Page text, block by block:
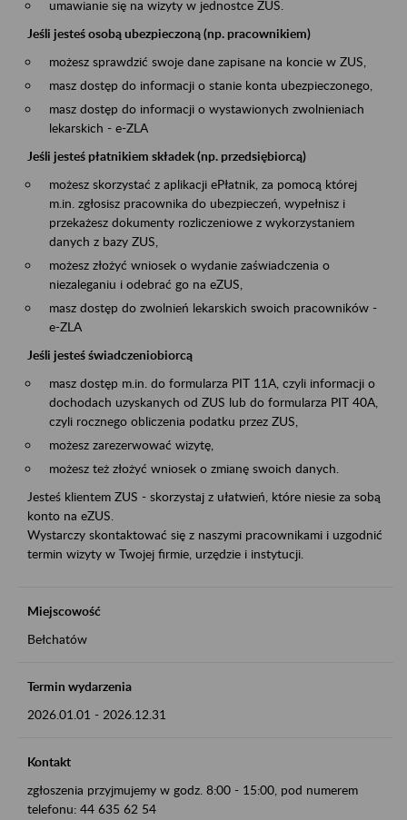
umawianie się na wizyty w jednostce ZUS.
Jeśli jesteś osobą ubezpieczoną (np. pracownikiem)
możesz sprawdzić swoje dane zapisane na koncie w ZUS,
masz dostęp do informacji o stanie konta ubezpieczonego,
masz dostęp do informacji o wystawionych zwolnieniach
lekarskich - e-ZLA
Jeśli jesteś płatnikiem składek (np. przedsiębiorcą)
możesz skorzystać z aplikacji ePłatnik, za pomocą której
m.in. zgłosisz pracownika do ubezpieczeń, wypełnisz i
przekażesz dokumenty rozliczeniowe z wykorzystaniem
danych z bazy ZUS,
możesz złożyć wniosek o wydanie zaświadczenia o
niezaleganiu i odebrać go na eZUS,
masz dostęp do zwolnień lekarskich swoich pracowników -
e-ZLA
Jeśli jesteś świadczeniobiorcą
masz dostęp m.in. do formularza PIT 11A, czyli informacji o
dochodach uzyskanych od ZUS lub do formularza PIT 40A,
czyli rocznego obliczenia podatku przez ZUS,
możesz zarezerwować wizytę,
możesz też złożyć wniosek o zmianę swoich danych.
Jesteś klientem ZUS - skorzystaj z ułatwień, które niesie za sobą
konto na eZUS.
Wystarczy skontaktować się z naszymi pracownikami i uzgodnić
termin wizyty w Twojej firmie, urzędzie i instytucji.
Miejscowość
Bełchatów
Termin wydarzenia
2026.01.01 - 2026.12.31
Kontakt
zgłoszenia przyjmujemy w godz. 8:00 - 15:00, pod numerem
telefonu: 44 635 62 54